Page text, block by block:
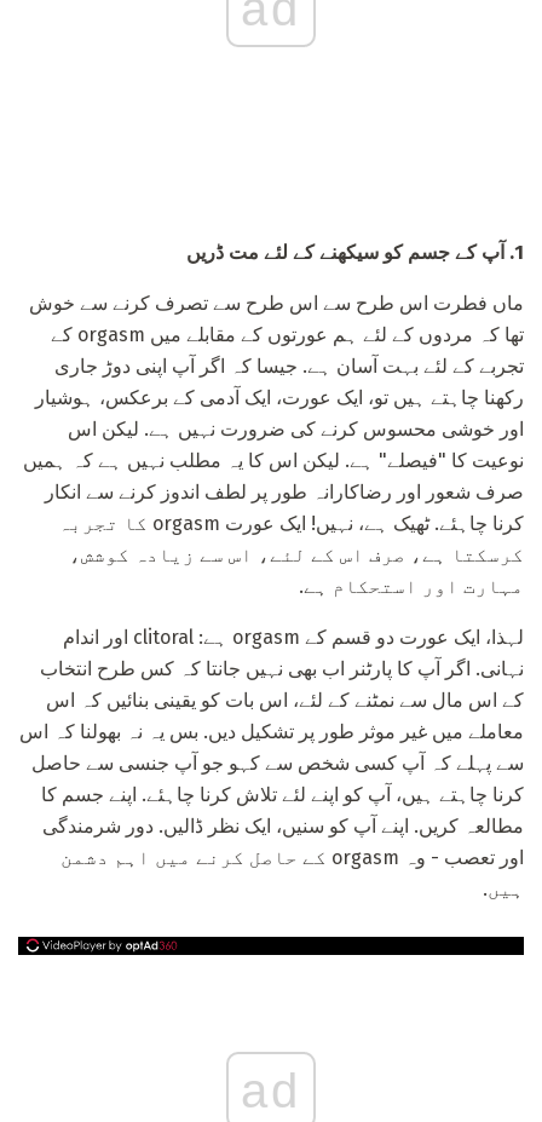
1. آپ کے جسم کو سیکھنے کے لئے مت ڈریں
ماں فطرت اس طرح سے اس طرح سے تصرف کرنے سے خوش
تھا کہ مردوں کے لئے ہم عورتوں کے مقابلے میں orgasm کے
تجربے کے لئے بہت آسان ہے. جیسا کہ اگر آپ اپنی دوڑ جاری
رکھنا چاہتے ہیں تو، ایک عورت، ایک آدمی کے برعکس، ہوشیار
اور خوشی محسوس کرنے کی ضرورت نہیں ہے. لیکن اس
نوعیت کا "فیصلے" ہے. لیکن اس کا یہ مطلب نہیں ہے کہ ہمیں
صرف شعور اور رضاکارانہ طور پر لطف اندوز کرنے سے انکار
کرنا چاہئے. ٹھیک ہے، نہیں! ایک عورت orgasm کا تجربہ
کرسکتا ہے، صرف اس کے لئے، اس سے زیادہ کوشش،
مہارت اور استحکام ہے.
لہذا، ایک عورت دو قسم کے orgasm ہے: clitoral اور اندام
نہانی. اگر آپ کا پارٹنر اب بھی نہیں جانتا کہ کس طرح انتخاب
کے اس مال سے نمٹنے کے لئے، اس بات کو یقینی بنائیں کہ اس
معاملے میں غیر موثر طور پر تشکیل دیں. بس یہ نہ بھولنا کہ اس
سے پہلے کہ آپ کسی شخص سے کہو جو آپ جنسی سے حاصل
کرنا چاہتے ہیں، آپ کو اپنے لئے تلاش کرنا چاہئے. اپنے جسم کا
مطالعہ کریں. اپنے آپ کو سنیں، ایک نظر ڈالیں. دور شرمندگی
اور تعصب - وہ orgasm کے حاصل کرنے میں اہم دشمن
ہیں.
ad